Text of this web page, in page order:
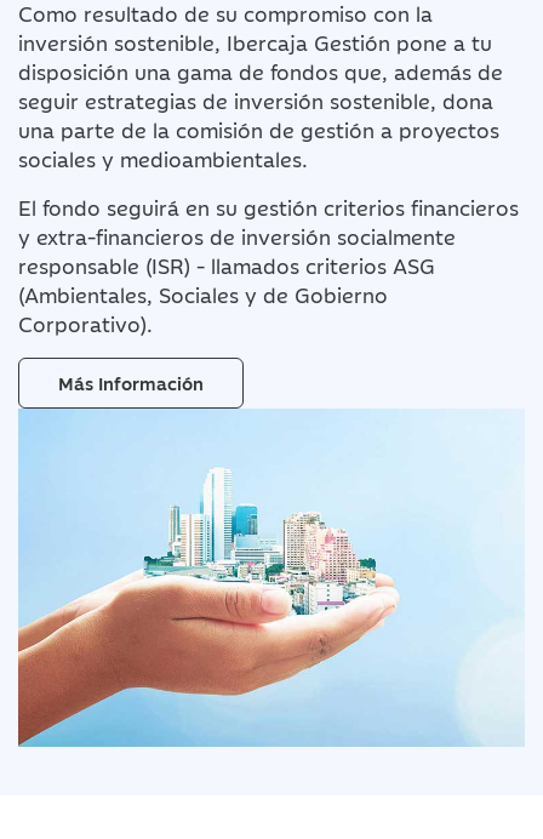
Como resultado de su compromiso con la
inversión sostenible, Ibercaja Gestión pone a tu
disposición una gama de fondos que, además de
seguir estrategias de inversión sostenible, dona
una parte de la comisión de gestión a proyectos
sociales y medioambientales.
El fondo seguirá en su gestión criterios financieros
y extra-financieros de inversión socialmente
responsable (ISR) - llamados criterios ASG
(Ambientales, Sociales y de Gobierno
Corporativo).
Más Información